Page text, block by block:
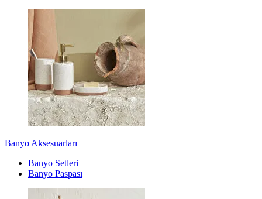
Banyo Aksesuarları
Banyo Setleri
Banyo Paspası